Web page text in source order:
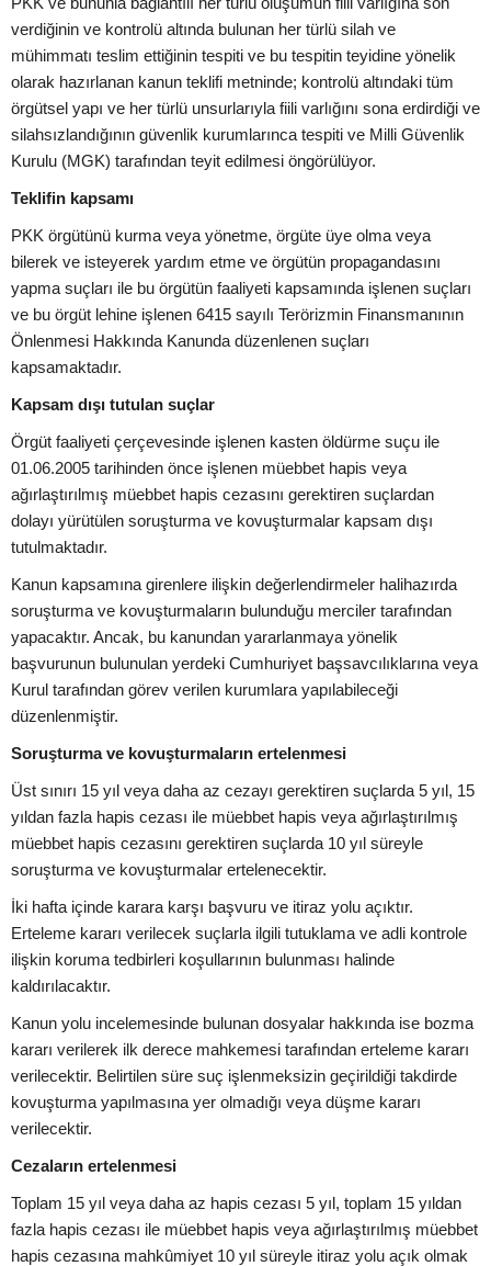
verdiğinin ve kontrolü altında bulunan her türlü silah ve
mühimmatı teslim ettiğinin tespiti ve bu tespitin teyidine yönelik
olarak hazırlanan kanun teklifi metninde; kontrolü altındaki tüm
örgütsel yapı ve her türlü unsurlarıyla fiili varlığını sona erdirdiği ve
silahsızlandığının güvenlik kurumlarınca tespiti ve Milli Güvenlik
Kurulu (MGK) tarafından teyit edilmesi öngörülüyor.
Teklifin kapsamı
PKK örgütünü kurma veya yönetme, örgüte üye olma veya
bilerek ve isteyerek yardım etme ve örgütün propagandasını
yapma suçları ile bu örgütün faaliyeti kapsamında işlenen suçları
ve bu örgüt lehine işlenen 6415 sayılı Terörizmin Finansmanının
Önlenmesi Hakkında Kanunda düzenlenen suçları
kapsamaktadır.
Kapsam dışı tutulan suçlar
Örgüt faaliyeti çerçevesinde işlenen kasten öldürme suçu ile
01.06.2005 tarihinden önce işlenen müebbet hapis veya
ağırlaştırılmış müebbet hapis cezasını gerektiren suçlardan
dolayı yürütülen soruşturma ve kovuşturmalar kapsam dışı
tutulmaktadır.
Kanun kapsamına girenlere ilişkin değerlendirmeler halihazırda
soruşturma ve kovuşturmaların bulunduğu merciler tarafından
yapacaktır. Ancak, bu kanundan yararlanmaya yönelik
başvurunun bulunulan yerdeki Cumhuriyet başsavcılıklarına veya
Kurul tarafından görev verilen kurumlara yapılabileceği
düzenlenmiştir.
Soruşturma ve kovuşturmaların ertelenmesi
Üst sınırı 15 yıl veya daha az cezayı gerektiren suçlarda 5 yıl, 15
yıldan fazla hapis cezası ile müebbet hapis veya ağırlaştırılmış
müebbet hapis cezasını gerektiren suçlarda 10 yıl süreyle
soruşturma ve kovuşturmalar ertelenecektir.
İki hafta içinde karara karşı başvuru ve itiraz yolu açıktır.
Erteleme kararı verilecek suçlarla ilgili tutuklama ve adli kontrole
ilişkin koruma tedbirleri koşullarının bulunması halinde
kaldırılacaktır.
Kanun yolu incelemesinde bulunan dosyalar hakkında ise bozma
kararı verilerek ilk derece mahkemesi tarafından erteleme kararı
verilecektir. Belirtilen süre suç işlenmeksizin geçirildiği takdirde
kovuşturma yapılmasına yer olmadığı veya düşme kararı
verilecektir.
Cezaların ertelenmesi
Toplam 15 yıl veya daha az hapis cezası 5 yıl, toplam 15 yıldan
fazla hapis cezası ile müebbet hapis veya ağırlaştırılmış müebbet
hapis cezasına mahkûmiyet 10 yıl süreyle itiraz yolu açık olmak